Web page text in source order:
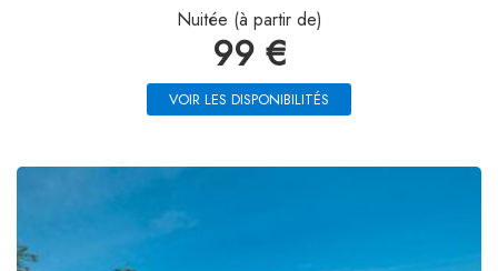
Nuitée (à partir de)
99 €
VOIR LES DISPONIBILITÉS